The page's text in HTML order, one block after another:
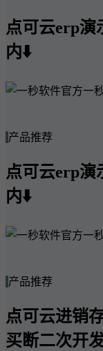
点可云erp演
内⬇️
一
产品推荐
点可云erp演
内⬇️
一
产品推荐
点可云进销
买断二次开